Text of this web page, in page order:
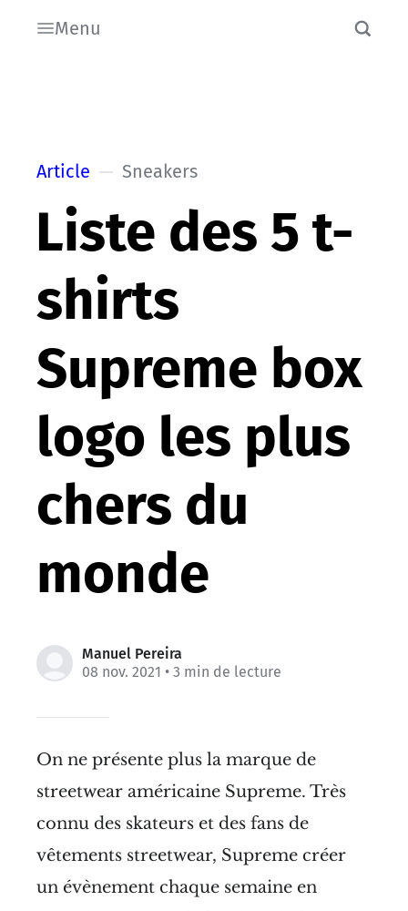
Menu
Article Sneakers
Liste des 5 t-
shirts
Supreme box
logo les plus
chers du
monde
Manuel Pereira
08 nov. 2021 • 3 min de lecture
On ne présente plus la marque de
streetwear américaine Supreme. Très
connu des skateurs et des fans de
vêtements streetwear, Supreme créer
un évènement chaque semaine en